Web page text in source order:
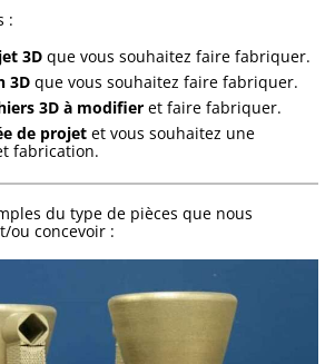
:
3D que vous souhaitez faire fabriquer.
3D que vous souhaitez faire fabriquer.
3D à modifier et faire fabriquer.
de projet et vous souhaitez une
fabrication.
du type de pièces que nous
ou concevoir :